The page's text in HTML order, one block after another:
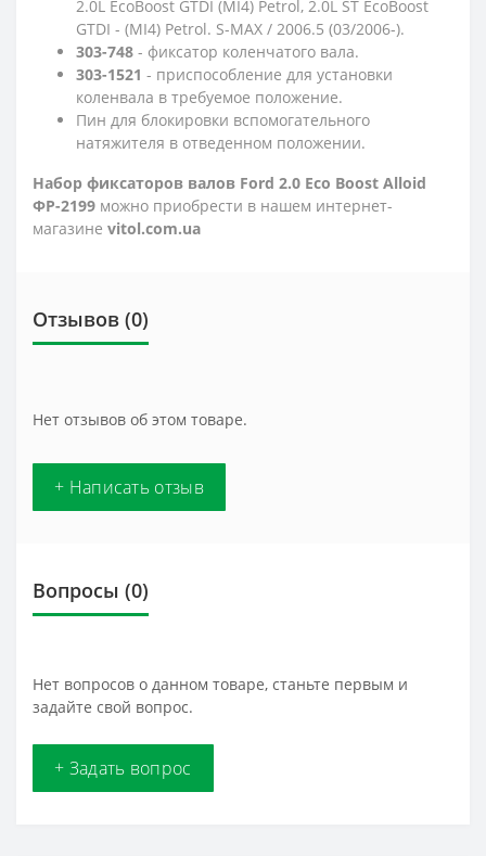
2.0L EcoBoost GTDI (MI4) Petrol, 2.0L ST EcoBoost
GTDI - (MI4) Petrol. S-MAX / 2006.5 (03/2006-).
303-748 - фиксатор коленчатого вала.
303-1521 - приспособление для установки
коленвала в требуемое положение.
Пин для блокировки вспомогательного
натяжителя в отведенном положении.
Набор фиксаторов валов Ford 2.0 Eco Boost Alloid
ФР-2199 можно приобрести в нашем интернет-
магазине vitol.com.ua
Отзывов (0)
Нет отзывов об этом товаре.
+ Написать отзыв
Вопросы (0)
Нет вопросов о данном товаре, станьте первым и
задайте свой вопрос.
+ Задать вопрос